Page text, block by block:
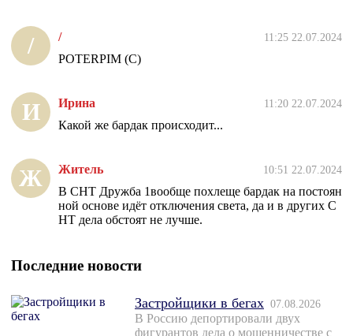
/ / 11:25 22.07.2024
POTERPIM (C)
И Ирина 11:20 22.07.2024
Какой же бардак происходит...
Ж Житель 10:51 22.07.2024
В СНТ Дружба 1вообще похлеще бардак на постоян
ной основе идёт отключения света, да и в других С
НТ дела обстоят не лучше.
Последние новости
Застройщики в бегах 07.08.2026
В Россию депортировали двух
фигурантов дела о мошенничестве с